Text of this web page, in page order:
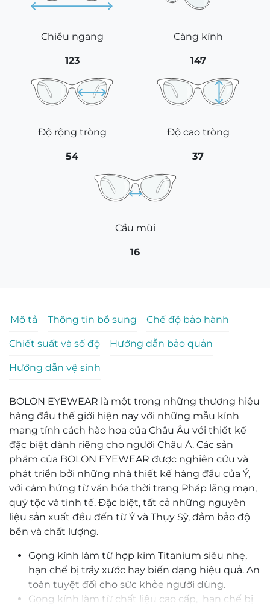
Chiều ngang
123
Càng kính
147
Độ rộng tròng
54
Độ cao tròng
37
Cầu mũi
16
Mô tả Thông tin bổ sung Chế độ bảo hành
Chiết suất và số độ Hướng dẫn bảo quản
Hướng dẫn vệ sinh
BOLON EYEWEAR là một trong những thương hiệu
hàng đầu thế giới hiện nay với những mẫu kính
mang tính cách hào hoa của Châu Âu với thiết kế
đặc biệt dành riêng cho người Châu Á. Các sản
phẩm của BOLON EYEWEAR được nghiên cứu và
phát triển bởi những nhà thiết kế hàng đầu của Ý,
với cảm hứng từ văn hóa thời trang Pháp lãng mạn,
quý tộc và tinh tế. Đặc biệt, tất cả những nguyên
liệu sản xuất đều đến từ Ý và Thụy Sỹ, đảm bảo độ
bền và chất lượng.
Gọng kính làm từ hợp kim Titanium siêu nhẹ,
hạn chế bị trầy xước hay biến dạng hiệu quả. An
toàn tuyệt đối cho sức khỏe người dùng.
Gọng kính làm từ chất liệu cao cấp, hạn chế bị